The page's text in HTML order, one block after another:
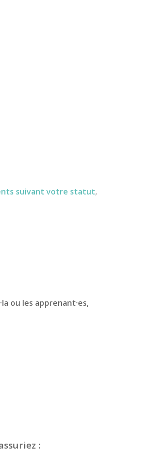
suivant votre statut,
ou les apprenant·es,
: